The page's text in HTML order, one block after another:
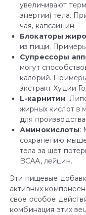
увеличивают
энергии) тела.
чая, капсаицин.
Блокаторы
из пищи.
Супрессоры
могут
калорий.
экстракт Худии
L-карнитин:
жирных кислот в
для
Аминокислоты:
сохранению
тела за щет
BCAA, лейцин.
Эти пищевые
активных
свое особое
комбинация этих